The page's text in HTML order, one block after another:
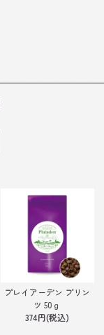
プレイアーデン プリン
ツ 50ｇ
374円(税込)